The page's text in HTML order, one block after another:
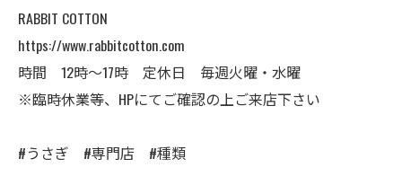
RABBIT COTTON
https://www.rabbitcotton.com
時間 12時〜17時 定休日 毎週火曜・水曜
※臨時休業等、HPにてご確認の上ご来店下さい
#うさぎ #専門店 #種類